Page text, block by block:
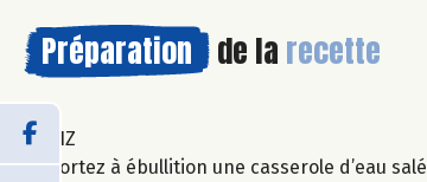
Préparation de la recette
RIZ
Portez à ébullition une casserole d’eau